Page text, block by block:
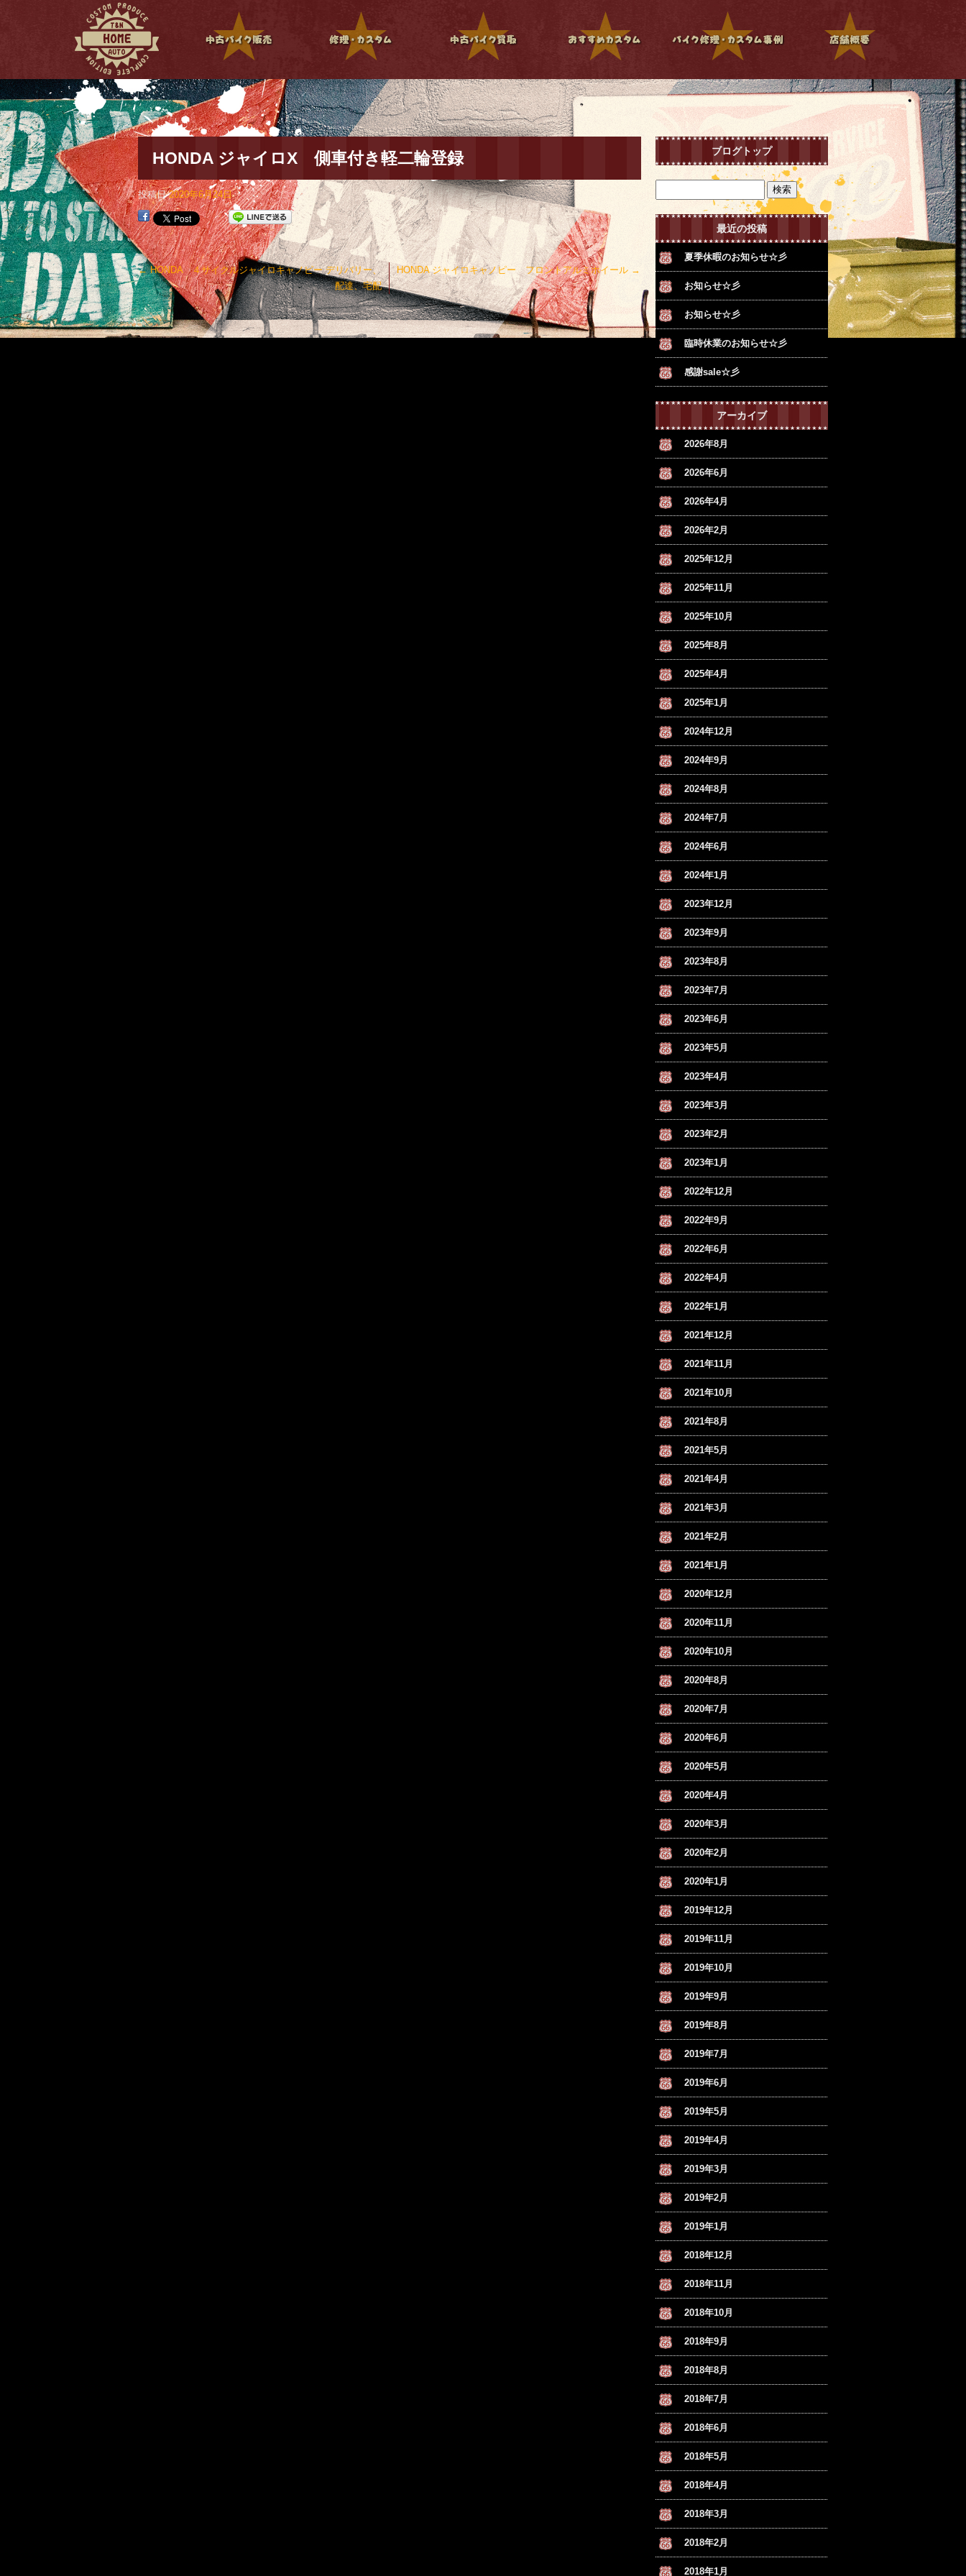
HONDA ジャイロX 側車付き軽二輪登録|T&N AUTO(ティー アンド エヌ オート)
HONDA ジャイロX 側車付き軽二輪登録
投稿日 2020年6月24日
←HONDA ４サイクルジャイロキャノピー デリバリー、
配達、宅配
HONDA ジャイロキャノピー フロントアルミホイール →
ブログトップ
最近の投稿
夏季休暇のお知らせ☆彡
お知らせ☆彡
お知らせ☆彡
臨時休業のお知らせ☆彡
感謝sale☆彡
アーカイブ
2026年8月
2026年6月
2026年4月
2026年2月
2025年12月
2025年11月
2025年10月
2025年8月
2025年4月
2025年1月
2024年12月
2024年9月
2024年8月
2024年7月
2024年6月
2024年1月
2023年12月
2023年9月
2023年8月
2023年7月
2023年6月
2023年5月
2023年4月
2023年3月
2023年2月
2023年1月
2022年12月
2022年9月
2022年6月
2022年4月
2022年1月
2021年12月
2021年11月
2021年10月
2021年8月
2021年5月
2021年4月
2021年3月
2021年2月
2021年1月
2020年12月
2020年11月
2020年10月
2020年8月
2020年7月
2020年6月
2020年5月
2020年4月
2020年3月
2020年2月
2020年1月
2019年12月
2019年11月
2019年10月
2019年9月
2019年8月
2019年7月
2019年6月
2019年5月
2019年4月
2019年3月
2019年2月
2019年1月
2018年12月
2018年11月
2018年10月
2018年9月
2018年8月
2018年7月
2018年6月
2018年5月
2018年4月
2018年3月
2018年2月
2018年1月